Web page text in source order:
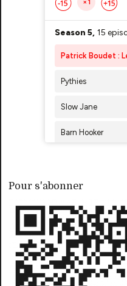
Pour s'abonner